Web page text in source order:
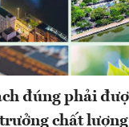
đúng phải
chất lượng